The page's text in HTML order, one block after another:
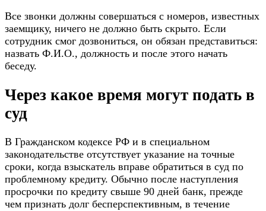
Все звонки должны совершаться с номеров, известных
заемщику, ничего не должно быть скрыто. Если
сотрудник смог дозвониться, он обязан представиться:
назвать Ф.И.О., должность и после этого начать
беседу.
Через какое время могут подать в
суд
В Гражданском кодексе РФ и в специальном
законодательстве отсутствует указание на точные
сроки, когда взыскатель вправе обратиться в суд по
проблемному кредиту. Обычно после наступления
просрочки по кредиту свыше 90 дней банк, прежде
чем признать долг бесперспективным, в течение